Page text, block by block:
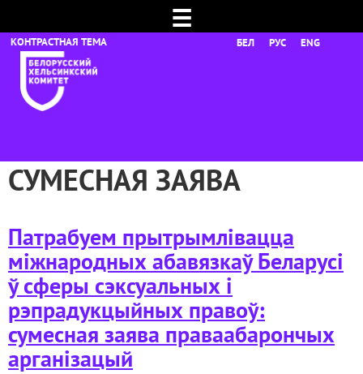
☰
БЕЛ РУС ENG
СУМЕСНАЯ ЗАЯВА
Патрабуем прытрымлівацца
міжнародных абавязкаў Беларусі
ў сферы сэксуальных і
рэпрадукцыйных правоў:
сумесная заява праваабарончых
арганізацый